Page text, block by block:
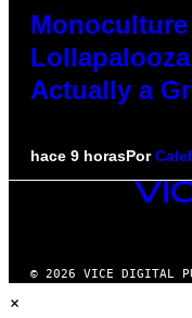
Actually a
hace 9 horasPor
VICE
© 2026 VICE DIGITAL
×